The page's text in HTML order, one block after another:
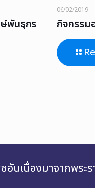
ษ์พันธุกร
06/02/2019
กิจกรรม
นเนื่องมาจากพระ